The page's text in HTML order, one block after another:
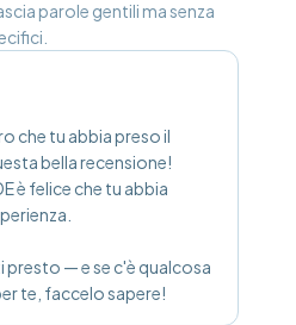
parole gentili ma senza
che tu abbia preso il
bella recensione!
è felice che tu abbia
presto — e se c'è qualcosa
te, faccelo sapere!